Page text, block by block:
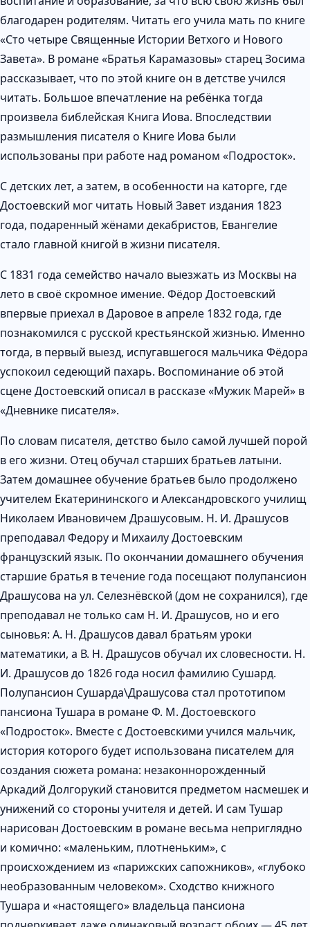
благодарен родителям. Читать его учила мать по книге
«Сто четыре Священные Истории Ветхого и Нового
Завета». В романе «Братья Карамазовы» старец Зосима
рассказывает, что по этой книге он в детстве учился
читать. Большое впечатление на ребёнка тогда
произвела библейская Книга Иова. Впоследствии
размышления писателя о Книге Иова были
использованы при работе над романом «Подросток».
С детских лет, а затем, в особенности на каторге, где
Достоевский мог читать Новый Завет издания 1823
года, подаренный жёнами декабристов, Евангелие
стало главной книгой в жизни писателя.
С 1831 года семейство начало выезжать из Москвы на
лето в своё скромное имение. Фёдор Достоевский
впервые приехал в Даровое в апреле 1832 года, где
познакомился с русской крестьянской жизнью. Именно
тогда, в первый выезд, испугавшегося мальчика Фёдора
успокоил седеющий пахарь. Воспоминание об этой
сцене Достоевский описал в рассказе «Мужик Марей» в
«Дневнике писателя».
По словам писателя, детство было самой лучшей порой
в его жизни. Отец обучал старших братьев латыни.
Затем домашнее обучение братьев было продолжено
учителем Екатерининского и Александровского училищ
Николаем Ивановичем Драшусовым. Н. И. Драшусов
преподавал Федору и Михаилу Достоевским
французский язык. По окончании домашнего обучения
старшие братья в течение года посещают полупансион
Драшусова на ул. Селезнёвской (дом не сохранился), где
преподавал не только сам Н. И. Драшусов, но и его
сыновья: А. Н. Драшусов давал братьям уроки
математики, а В. Н. Драшусов обучал их словесности. Н.
И. Драшусов до 1826 года носил фамилию Сушард.
Полупансион Сушарда\Драшусова стал прототипом
пансиона Тушара в романе Ф. М. Достоевского
«Подросток». Вместе с Достоевскими учился мальчик,
история которого будет использована писателем для
создания сюжета романа: незаконнорожденный
Аркадий Долгорукий становится предметом насмешек и
унижений со стороны учителя и детей. И сам Тушар
нарисован Достоевским в романе весьма неприглядно
и комично: «маленьким, плотненьким», с
происхождением из «парижских сапожников», «глубоко
необразованным человеком». Сходство книжного
Тушара и «настоящего» владельца пансиона